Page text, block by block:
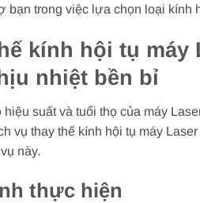
bạn trong việc lựa chọn loại kính
kính hội tụ máy
nhiệt bền bỉ
suất và tuổi thọ của máy
vụ thay thế kính hội tụ máy
này.
thực hiện